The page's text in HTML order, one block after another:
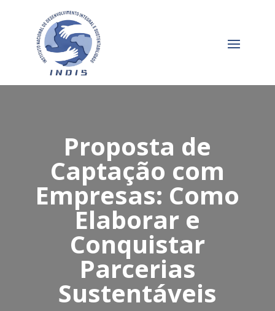
Proposta de
Captação com
Empresas: Como
Elaborar e
Conquistar
Parcerias
Sustentáveis